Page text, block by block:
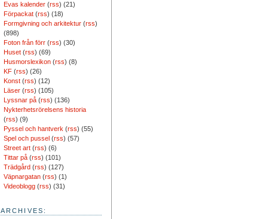
Evas kalender(rss) (21)
Förpackat(rss) (18)
Formgivning och arkitektur(rss)
(898)
Foton från förr(rss) (30)
Huset(rss) (69)
Husmorslexikon(rss) (8)
KF(rss) (26)
Konst(rss) (12)
Läser(rss) (105)
Lyssnar på(rss) (136)
Nykterhetsrörelsens historia
(rss) (9)
Pyssel och hantverk (rss) (55)
Spel och pussel(rss) (57)
Street art(rss) (6)
Tittar på(rss) (101)
Trädgård(rss) (127)
Väpnargatan(rss) (1)
Videoblogg(rss) (31)
ARCHIVES: